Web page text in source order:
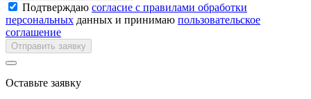
Подтверждаю согласие с правилами обработки
персональных данных и принимаю пользовательское
соглашение
Отправить заявку
Оставьте заявку